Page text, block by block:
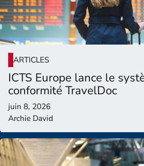
ARTICLES
ICTS Europe lance le
conformité TravelDoc
juin 8, 2026
Archie David